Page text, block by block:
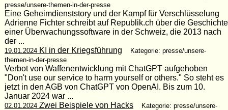
presse/unsere-themen-in-der-presse
Eine Geheimdienststory und der Kampf für Verschlüsselung
Adrienne Fichter schreibt auf Republik.ch über die Geschichte
einer Überwachungssoftware in der Schweiz, die 2013 nach
der ...
19.01.2024KI in der Kriegsführung
Kategorie: presse/unsere-
themen-in-der-presse
Verbot von Waffenentwicklung mit ChatGPT aufgehoben
"Don't use our service to harm yourself or others." So steht es
jetzt in den AGB von ChatGPT von OpenAI. Bis zum 10.
Januar 2024 war ...
02.01.2024Zwei Beispiele von Hacks
Kategorie: presse/unsere-